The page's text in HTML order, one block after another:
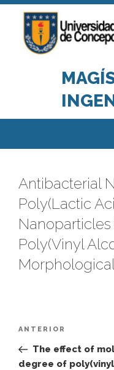
Saltar
contenido
Antibacterial
Poly(Lactic
Poly(Vinyl
Navegación
entradas
Entrada
anterior:
ANTERIOR
The effect of
degree of